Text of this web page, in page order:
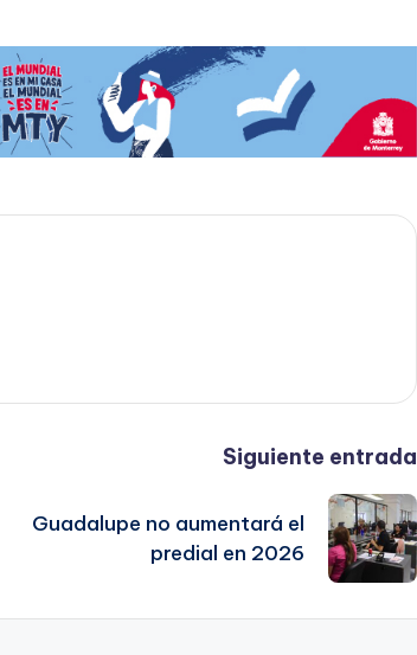
Siguiente entrada
Guadalupe no aumentará el
predial en 2026